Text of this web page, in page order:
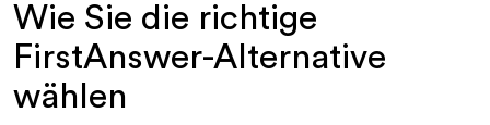
Wie Sie die richtige
FirstAnswer-Alternative
wählen